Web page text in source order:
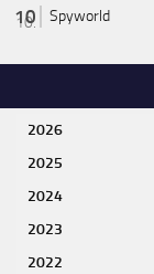
Spyworld
2026
2025
2024
2023
2022